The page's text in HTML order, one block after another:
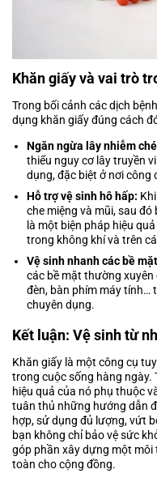
Khăn giấy và vai trò
Trong bối cảnh các dịch
dụng khăn giấy đúng cách
Ngăn ngừa lây nhiễm
thiểu nguy cơ lây truyền
dụng, đặc biệt ở nơi công
Hỗ trợ vệ sinh hô hấp:
che miệng và mũi, sau
là một biện pháp hiệu
trong không khí và trên
Vệ sinh nhanh các bề
các bề mặt thường
đèn, bàn phím máy tính…
chuyên dụng.
Kết luận: Vệ sinh từ
Khăn giấy là một công cụ
trong cuộc sống hàng ngày.
hiệu quả của nó phụ thuộc
tuân thủ những hướng dẫn
hợp, sử dụng đủ lượng, vứt
bạn không chỉ bảo vệ sức
góp phần xây dựng một môi
toàn cho cộng đồng.